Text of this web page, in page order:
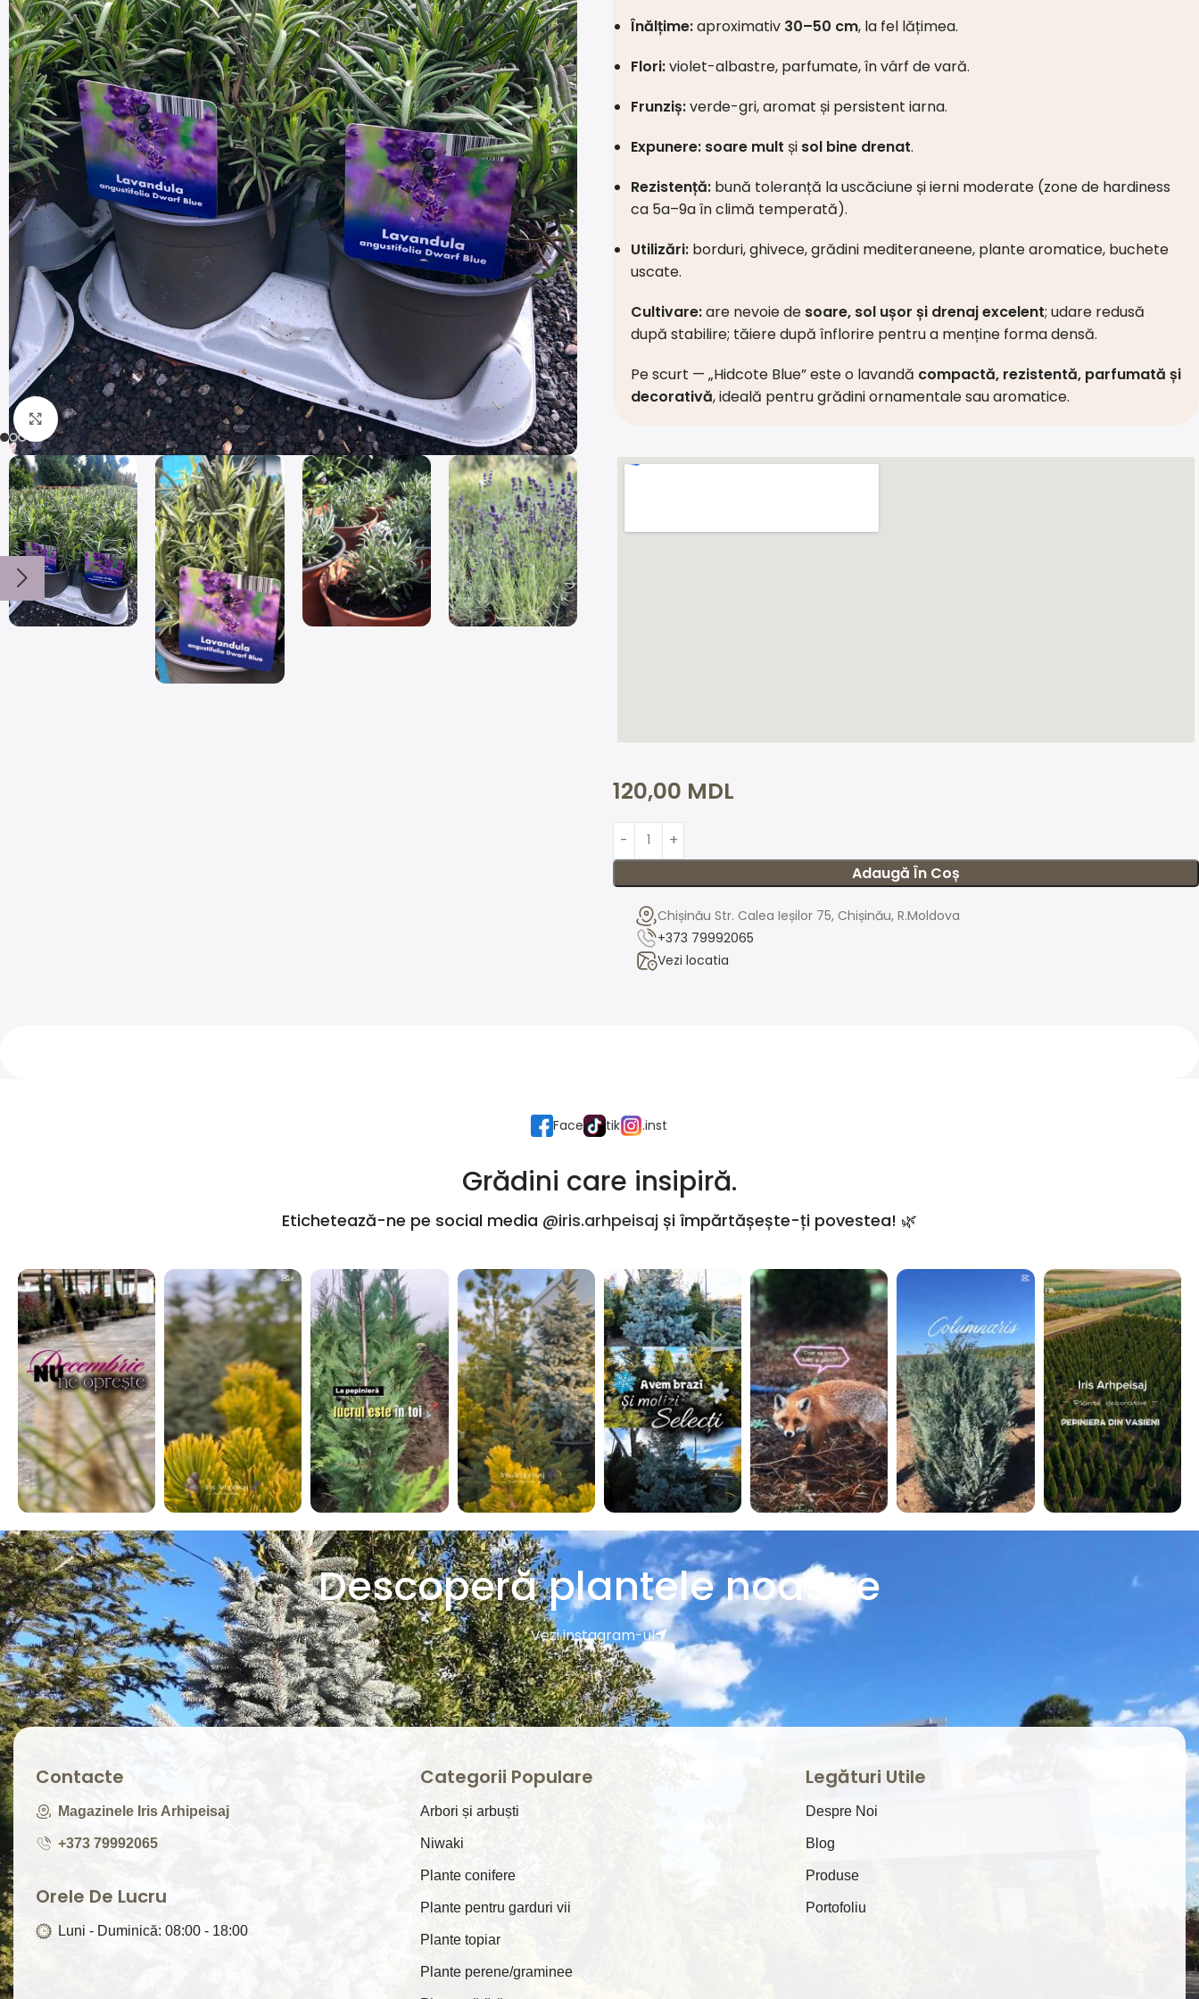
Click to enlarge
Înălțime:aproximativ 30–50 cm, la fel lățimea.
Flori:violet-albastre, parfumate, în vârf de vară.
Frunziș:verde-gri, aromat și persistent iarna.
Expunere: soare mult și sol bine drenat.
Rezistență: bună toleranță la uscăciune și ierni moderate (zone de hardiness
ca 5a–9a în climă temperată).
Utilizări: borduri, ghivece, grădini mediteraneene, plante aromatice, buchete
uscate.
Cultivare:are nevoie de soare, sol ușor și drenaj excelent; udare redusă
după stabilire; tăiere după înflorire pentru a menține forma densă.
Pe scurt — „Hidcote Blue” este o lavandă compactă, rezistentă, parfumată și
decorativă, ideală pentru grădini ornamentale sau aromatice.
120,00 MDL
Adaugă În Coș
Chișinău Str. Calea Ieșilor 75, Chișinău, R.Moldova
+373 79992065
Vezi locatia
Face tik .inst
Grădini care insipiră.
Etichetează-ne pe social media @iris.arhpeisaj și împărtășește-ți povestea! 🌿
Descoperă plantele noastre
Vezi instagram-ul
Contacte
Magazinele Iris Arhipeisaj
+373 79992065
Orele De Lucru
Luni - Duminică: 08:00 - 18:00
Categorii Populare
Arbori și arbuști
⁠Niwaki
Plante conifere
Plante pentru garduri vii
Plante topiar
Plante perene/graminee
Legături Utile
Despre Noi
Blog
Produse
Portofoliu